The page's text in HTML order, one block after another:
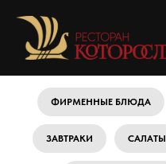
ФИРМЕННЫЕ БЛЮДА
ЗАВТРАКИ САЛАТЫ